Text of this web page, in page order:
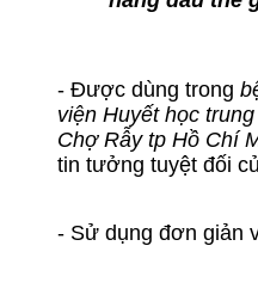
- Được dùng trong
viện Huyết học
Chợ Rẫy tp Hồ Chí
tin tưởng tuyệt đối
- Sử dụng đơn giản